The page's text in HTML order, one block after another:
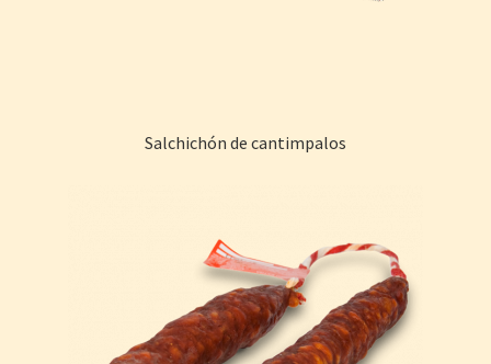
Salchichón de cantimpalos